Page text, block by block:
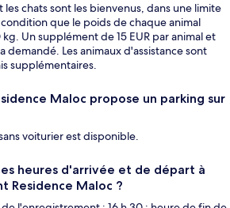
les chats sont les bienvenus, dans une limite
condition que le poids de chaque animal
kg. Un supplément de 15 EUR par animal et
demandé. Les animaux d'assistance sont
supplémentaires.
Maloc propose un parking sur
voiturier est disponible.
heures d'arrivée et de départ à
Residence Maloc ?